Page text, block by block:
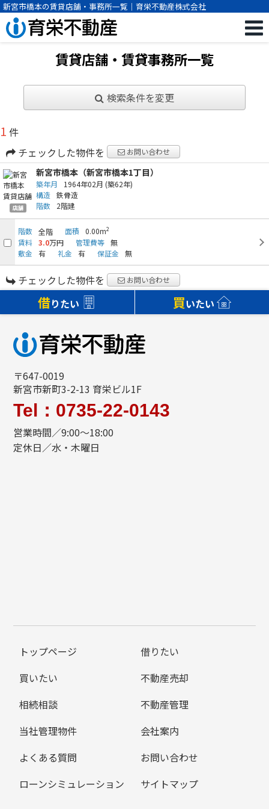
新宮市橋本の賃貸店舗・事務所一覧｜育栄不動産株式会社
賃貸店舗・賃貸事務所一覧
検索条件を変更
1 件
チェックした物件を
お問い合わせ
店舗
新宮市橋本（新宮市橋本1丁目）
築年月 1964年02月 (築62年)
構造 鉄骨造
階数
2階建
階数 全階 面積 0.00m2
賃料 3.0万円 管理費等 無
敷金
有 礼金 有 保証金 無
チェックした物件を お問い合わせ
借りたい 買いたい
〒647-0019
新宮市新町3-2-13 育栄ビル1F
Tel：0735-22-0143
営業時間／9:00～18:00
定休日／水・木曜日
トップページ
借りたい
買いたい
不動産売却
相続相談
不動産管理
当社管理物件
会社案内
よくある質問
お問い合わせ
ローンシミュレーション
サイトマップ